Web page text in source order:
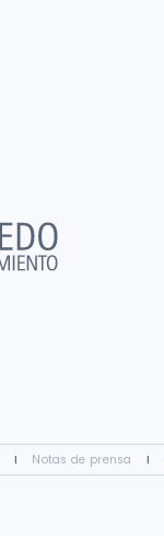
I Notas de prensa I